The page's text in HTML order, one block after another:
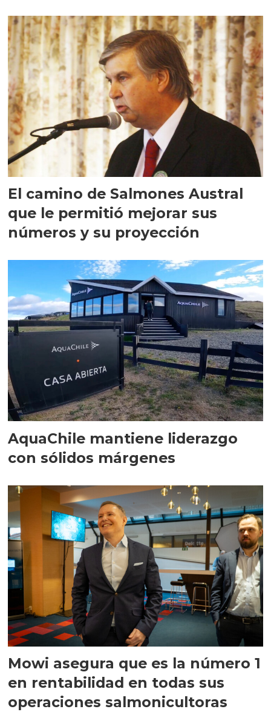
El camino de Salmones Austral
que le permitió mejorar sus
números y su proyección
AquaChile mantiene liderazgo
con sólidos márgenes
Mowi asegura que es la número 1
en rentabilidad en todas sus
operaciones salmonicultoras